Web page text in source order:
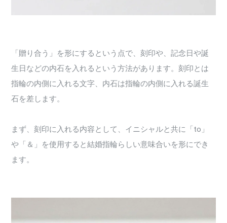
「贈り合う」を形にするという点で、刻印や、記念日や誕
生日などの内石を入れるという方法があります。刻印とは
指輪の内側に入れる文字、内石は指輪の内側に入れる誕生
石を差します。
まず、刻印に入れる内容として、イニシャルと共に「to」
や「＆」を使用すると結婚指輪らしい意味合いを形にでき
ます。